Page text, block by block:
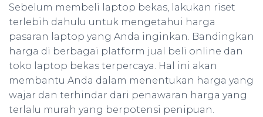
Sebelum membeli laptop bekas, lakukan riset
terlebih dahulu untuk mengetahui harga
pasaran laptop yang Anda inginkan. Bandingkan
harga di berbagai platform jual beli online dan
toko laptop bekas terpercaya. Hal ini akan
membantu Anda dalam menentukan harga yang
wajar dan terhindar dari penawaran harga yang
terlalu murah yang berpotensi penipuan.